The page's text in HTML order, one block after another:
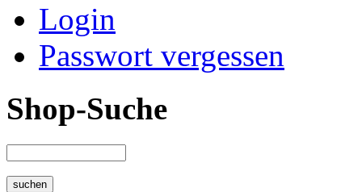
Login
Passwort vergessen
Shop-Suche